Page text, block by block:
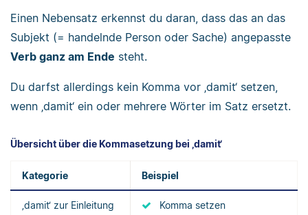
Einen Nebensatz erkennst du daran, dass das an das
Subjekt (= handelnde Person oder Sache) angepasste
Verb ganz am Ende steht.
Du darfst allerdings kein Komma vor ‚damit‘ setzen,
wenn ‚damit‘ ein oder mehrere Wörter im Satz ersetzt.
Übersicht über die Kommasetzung bei ‚damit‘
Kategorie Beispiel
‚damit‘ zur Einleitung
Komma setzen